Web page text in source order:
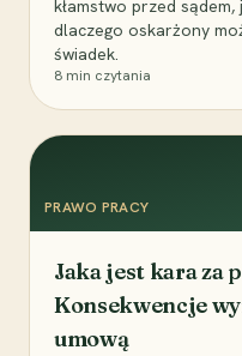
kłamstwo przed
dlaczego oskarżony
świadek.
8 min czytania
PRAWO PRACY
Jaka jest kara za
Konsekwencje
umową